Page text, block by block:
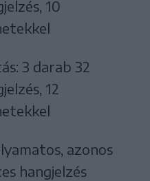
10
3 darab 32
12
azonos
hangjelzés